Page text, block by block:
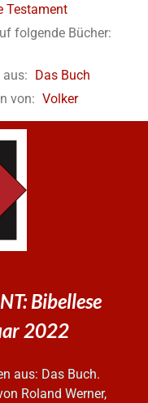
Testament
folgende Bücher:
aus:
Das Buch
von: Volker
Bibellese
2022
aus: Das Buch.
Roland Werner,